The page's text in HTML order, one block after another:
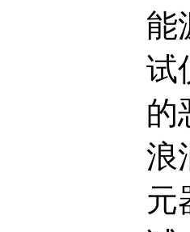
能
试
的
浪
元